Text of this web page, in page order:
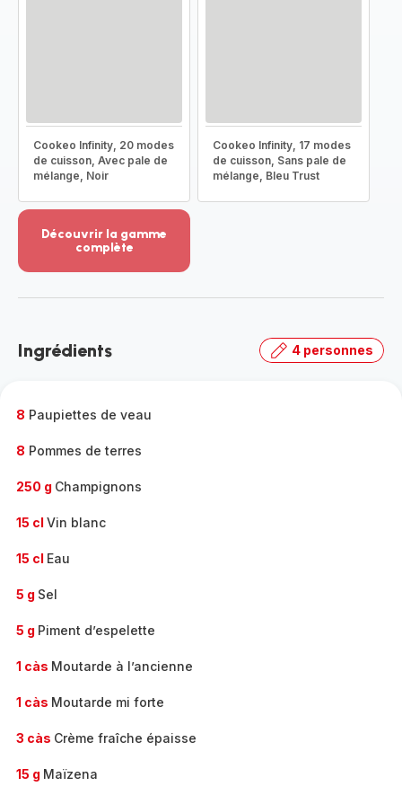
Cookeo Infinity, 20 modes
de cuisson, Avec pale de
mélange, Noir
Cookeo Infinity, 17 modes
de cuisson, Sans pale de
mélange, Bleu Trust
Découvrir la gamme
complète
-
gamme
Ingrédients 4 personnes
8 Paupiettes de veau
8 Pommes de terres
250 g Champignons
15 cl Vin blanc
15 cl Eau
5 g Sel
5 g Piment d’espelette
1 càs Moutarde à l’ancienne
1 càs Moutarde mi forte
3 càs Crème fraîche épaisse
15 g Maïzena